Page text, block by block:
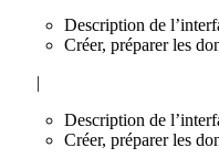
Description de
Créer, préparer les
|
Description de
Créer, préparer les